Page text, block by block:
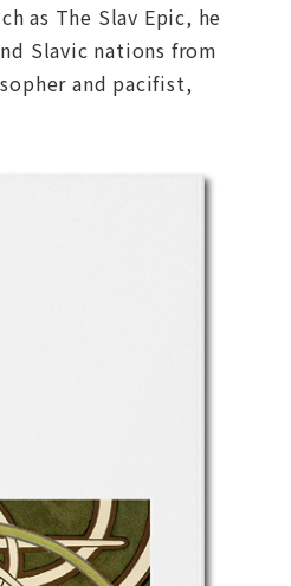
as The Slav Epic, he
Slavic nations from
and pacifist,